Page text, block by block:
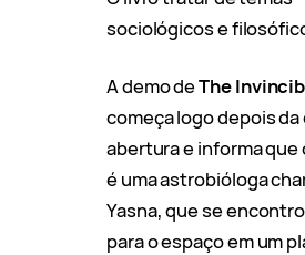
sociológicos e
A demo deThe
começa logo depois da
abertura e informa que
é uma astrobióloga
Yasna, que se
para o espaço em um